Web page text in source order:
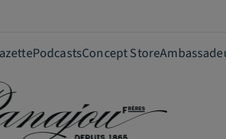
PodcastsConcept Store